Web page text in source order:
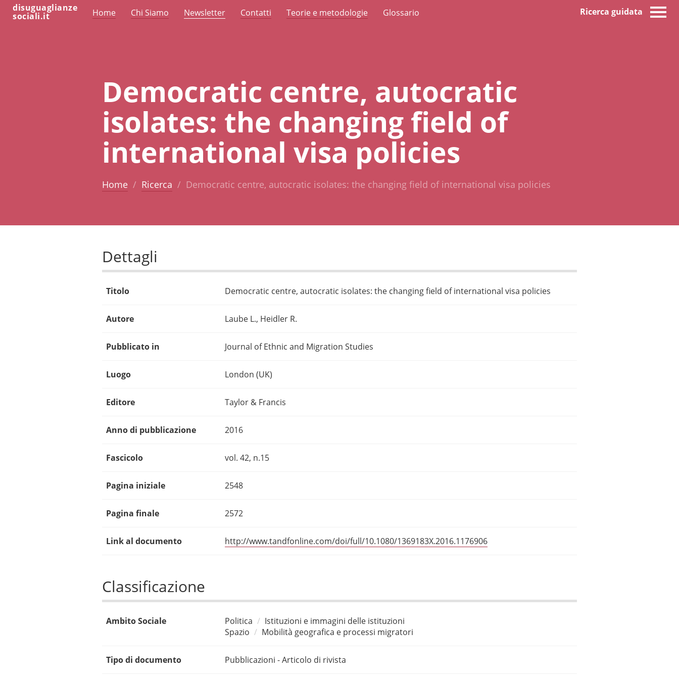
disuguaglianze
sociali.it Home Chi Siamo Newsletter Contatti Teorie e metodologie Glossario Ricerca guidata
Democratic centre, autocratic
isolates: the changing field of
international visa policies
Home Ricerca Democratic centre, autocratic isolates: the changing field of international visa policies
Dettagli
Titolo Democratic centre, autocratic isolates: the changing field of international visa policies
Autore Laube L., Heidler R.
Pubblicato in Journal of Ethnic and Migration Studies
Luogo London (UK)
Editore Taylor & Francis
Anno di pubblicazione 2016
Fascicolo vol. 42, n.15
Pagina iniziale 2548
Pagina finale 2572
Link al documento http://www.tandfonline.com/doi/full/10.1080/1369183X.2016.1176906
Classificazione
Ambito Sociale Politica
Istituzioni e immagini delle istituzioni
Spazio
Mobilità geografica e processi migratori
Tipo di documento Pubblicazioni - Articolo di rivista